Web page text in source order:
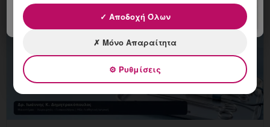
✓ Αποδοχή Όλων
✗ Μόνο Απαραίτητα
⚙ Ρυθμίσεις